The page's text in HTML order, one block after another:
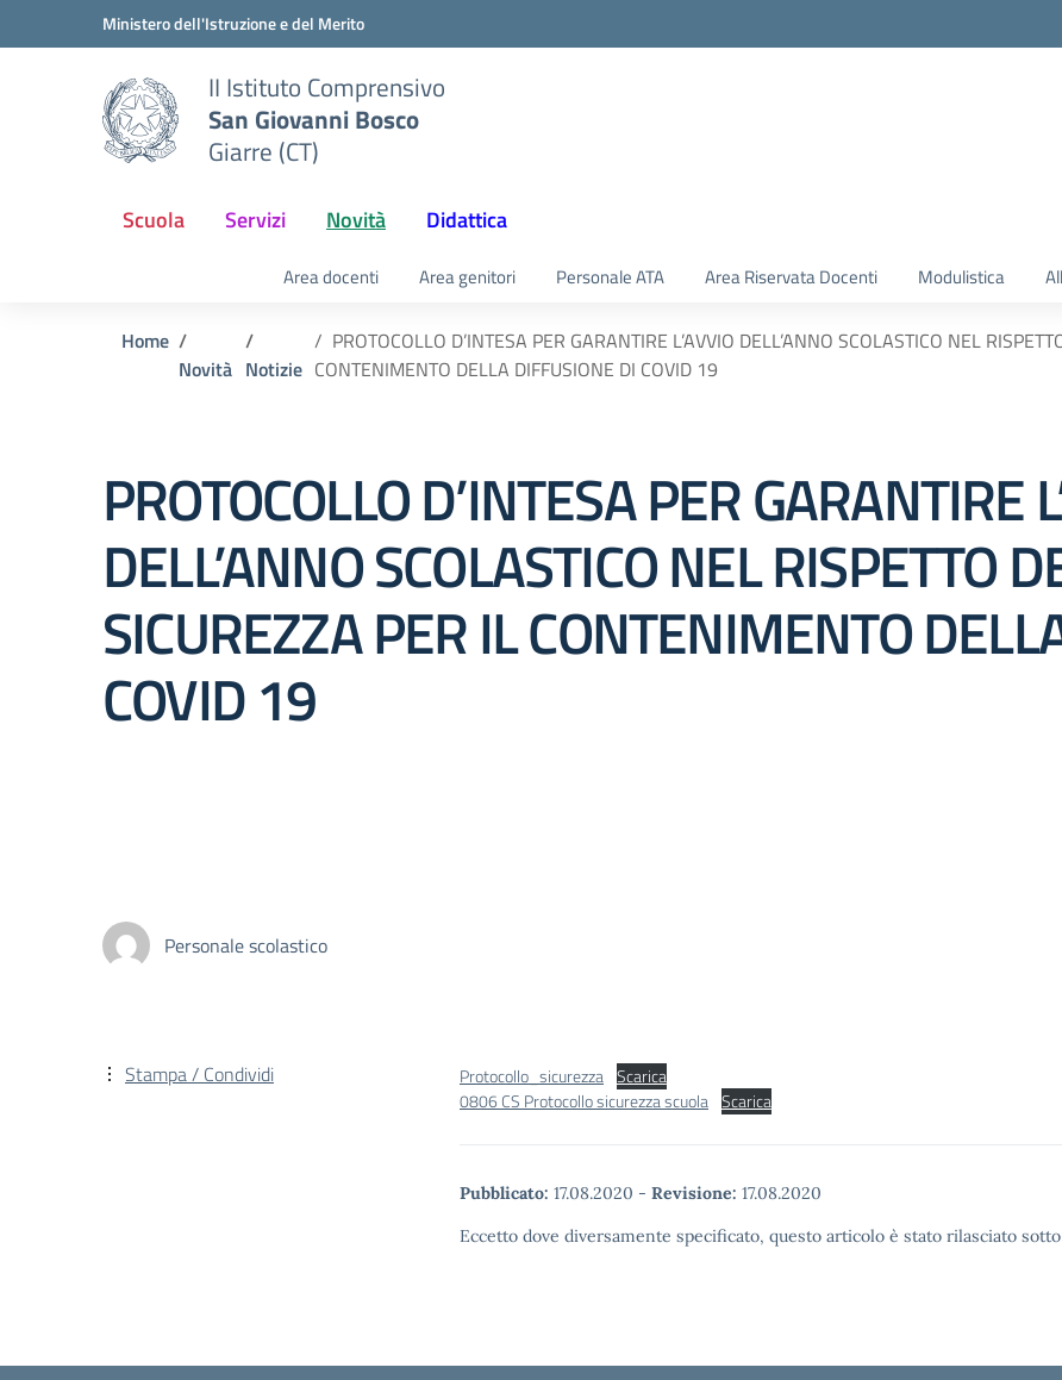
Vai ai contenuti
Vai al menu di navigazioneMinistero dell'Istruzione e del Merito
II Istituto Comprensivo
San Giovanni Bosco
Giarre (CT)
Scuola Servizi Novità Didattica
Area docenti Area genitori Personale ATA Area Riservata Docenti Modulistica
Home
Novità Notizie
PROTOCOLLO D’INTESA PER GARANTIRE L’AVVIO DELL’ANNO SCOLASTICO NEL
CONTENIMENTO DELLA DIFFUSIONE DI COVID 19
PROTOCOLLO D’INTESA PER GARANTIRE
DELL’ANNO SCOLASTICO NEL RISPETTO
SICUREZZA PER IL CONTENIMENTO
COVID 19
Personale scolastico
Protocollo_sicurezza Scarica
0806 CS Protocollo sicurezza scuola Scarica
Pubblicato: 17.08.2020 - Revisione: 17.08.2020
Eccetto dove diversamente specificato, questo articolo è stato rilasciato
Stampa / Condividi